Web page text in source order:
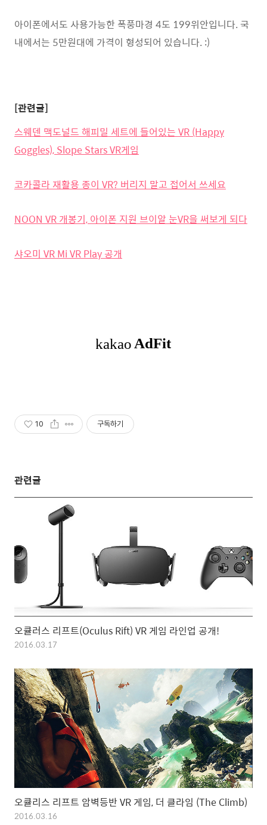
아이폰에서도 사용가능한 폭풍마경 4도 199위안입니다. 국
내에서는 5만원대에 가격이 형성되어 있습니다. :)
[관련글]
스웨덴 맥도널드 해피밀 세트에 들어있는 VR (Happy
Goggles), Slope Stars VR게임
코카콜라 재활용 종이 VR? 버리지 말고 접어서 쓰세요
NOON VR 개봉기, 아이폰 지원 브이알 눈VR을 써보게 되다
샤오미 VR Mi VR Play 공개
10 구독하기
관련글
오큘러스 리프트(Oculus Rift) VR 게임 라인업 공개!
2016.03.17
오큘리스 리프트 암벽등반 VR 게임, 더 클라임 (The Climb)
2016.03.16